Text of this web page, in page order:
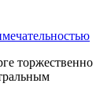
торжественно